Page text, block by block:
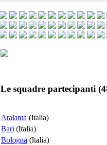
Le squadre partecipanti
Atalanta (Italia)
Bari (Italia)
Bologna (Italia)